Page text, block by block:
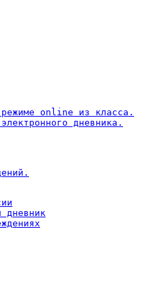
режиме online из класса.
дневника.
дневник